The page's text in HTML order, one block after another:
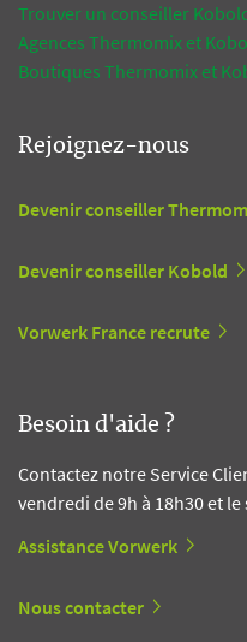
Trouver un conseiller
Agences Thermomix et
Boutiques Thermomix et
Rejoignez-nous
Devenir conseiller
Devenir conseiller Kobold
Vorwerk France recrute
Besoin d'aide ?
Contactez notre Service
vendredi de 9h à 18h30 et le
Assistance Vorwerk
Nous contacter